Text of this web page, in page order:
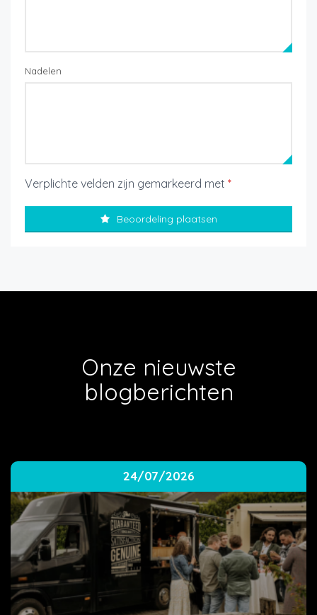
Nadelen
Verplichte velden zijn gemarkeerd met *
Beoordeling plaatsen
Onze nieuwste
blogberichten
24/07/2026